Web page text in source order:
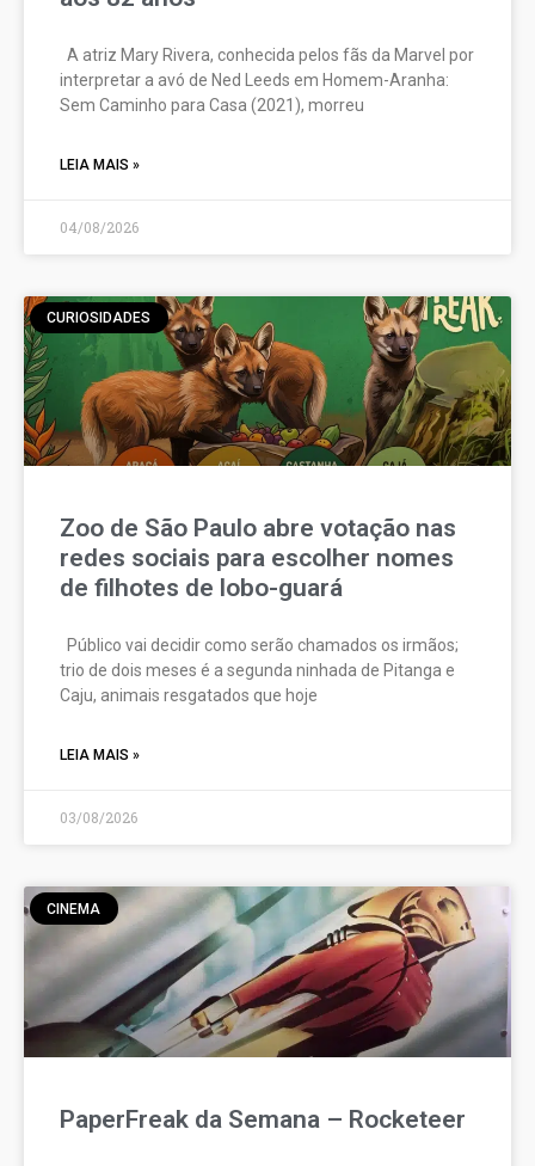
A atriz Mary Rivera, conhecida pelos fãs da Marvel por
interpretar a avó de Ned Leeds em Homem-Aranha:
Sem Caminho para Casa (2021), morreu
LEIA MAIS »
04/08/2026
CURIOSIDADES
Zoo de São Paulo abre votação nas
redes sociais para escolher nomes
de filhotes de lobo-guará
Público vai decidir como serão chamados os irmãos;
trio de dois meses é a segunda ninhada de Pitanga e
Caju, animais resgatados que hoje
LEIA MAIS »
03/08/2026
CINEMA
PaperFreak da Semana – Rocketeer